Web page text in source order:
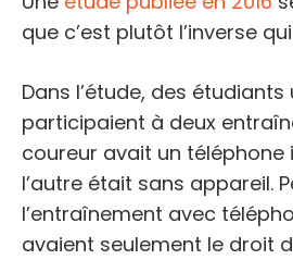
que c’est plutôt l’inverse
Dans l’étude, des
participaient à deux
coureur avait un téléphone
l’autre était sans appareil.
l’entraînement avec
avaient seulement le droit